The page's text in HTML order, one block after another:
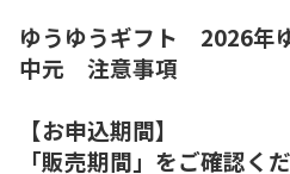
ゆうゆうギフト 2026年
中元 注意事項
【お申込期間】
「販売期間」をご確認くだ